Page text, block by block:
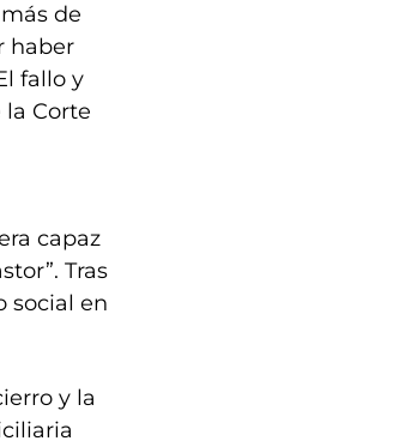
de
haber
fallo y
Corte
capaz
Tras
social en
y la